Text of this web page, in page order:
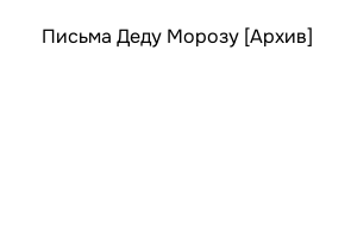
Письма Деду Морозу [Архив]